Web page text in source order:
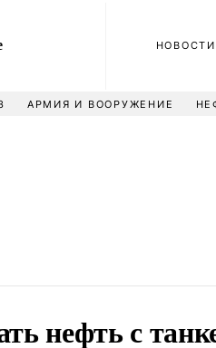
НОВОСТИ
АРМИЯ И ВООРУЖЕНИЕ
нефть с